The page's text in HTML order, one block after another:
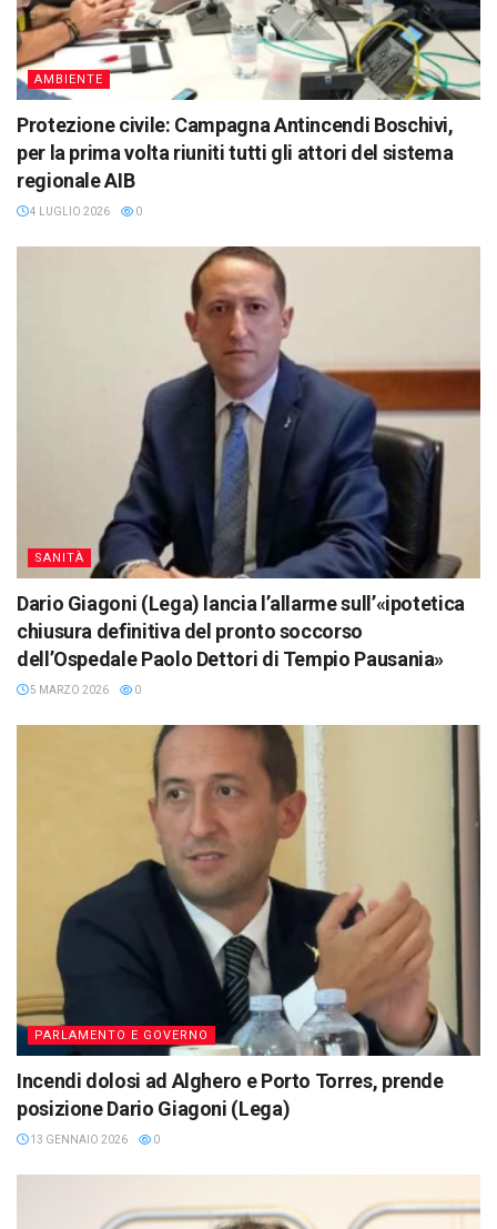
AMBIENTE
Protezione civile: Campagna Antincendi Boschivi,
per la prima volta riuniti tutti gli attori del sistema
regionale AIB
4 LUGLIO 2026 0
SANITÀ
Dario Giagoni (Lega) lancia l’allarme sull’«ipotetica
chiusura definitiva del pronto soccorso
dell’Ospedale Paolo Dettori di Tempio Pausania»
5 MARZO 2026 0
PARLAMENTO E GOVERNO
Incendi dolosi ad Alghero e Porto Torres, prende
posizione Dario Giagoni (Lega)
13 GENNAIO 2026 0